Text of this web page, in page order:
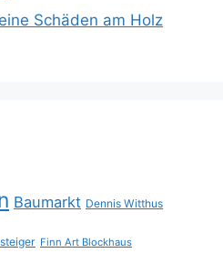
Schäden am Holz
Baumarkt Dennis Witthus
Finn Art Blockhaus